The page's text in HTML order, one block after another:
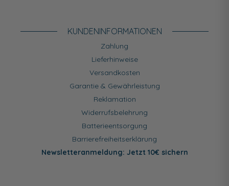
KUNDEN­INFORMATIONEN
Zahlung
Lieferhinweise
Versandkosten
Garantie & Gewährleistung
Reklamation
Widerrufsbelehrung
Batterieentsorgung
Barrierefreiheitserklärung
Newsletteranmeldung: Jetzt 10€ sichern